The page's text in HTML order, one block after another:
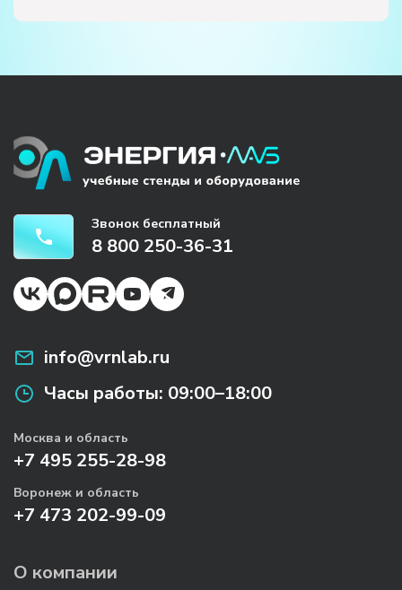
Звонок бесплатный
8 800 250-36-31
info@vrnlab.ru
Часы работы: 09:00–18:00
Москва и область
+7 495 255-28-98
Воронеж и область
+7 473 202-99-09
О компании